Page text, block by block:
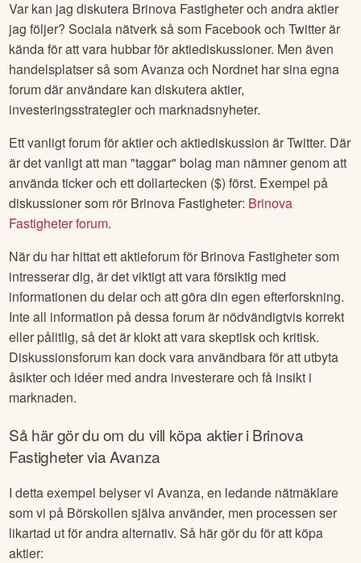
Var kan jag diskutera Brinova Fastigheteroch andra aktier
jag följer? Sociala nätverk så som Facebook och Twitter är
kända för att vara hubbar för aktiediskussioner. Men även
handelsplatser så som Avanza och Nordnet har sina egna
forum där användare kan diskutera aktier,
investeringsstrategier och marknadsnyheter.
Ett vanligt forum för aktier och aktiediskussion är Twitter. Där
är det vanligt att man "taggar" bolag man nämner genom att
använda ticker och ett dollartecken ($) först. Exempel på
diskussioner som rör Brinova Fastigheter: Brinova
Fastigheterforum.
När du har hittat ett aktieforum för Brinova Fastighetersom
intresserar dig, är det viktigt att vara försiktig med
informationen du delar och att göra din egen efterforskning.
Inte all information på dessa forum är nödvändigtvis korrekt
eller pålitlig, så det är klokt att vara skeptisk och kritisk.
Diskussionsforum kan dock vara användbara för att utbyta
åsikter och idéer med andra investerare och få insikt i
marknaden.
Så här gör du om du vill köpa aktier iBrinova
Fastighetervia Avanza
I detta exempel belyser vi Avanza, en ledande nätmäklare
som vi på Börskollen själva använder, men processen ser
likartad ut för andra alternativ. Så här gör du för att köpa
aktier: